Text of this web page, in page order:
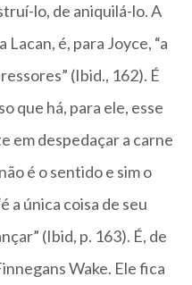
lo, de aniquilá-lo. A
é, para Joyce, “a
(Ibid., 162). É
que há, para ele, esse
em despedaçar a carne
é o sentido e sim o
a única coisa de seu
(Ibid, p. 163). É, de
Wake. Ele fica